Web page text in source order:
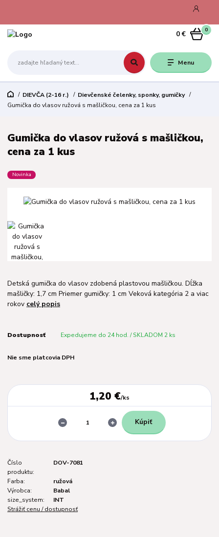
Menu
0
0 €
DIEVČA (2-16 r.)
Dievčenské čelenky, sponky, gumičky
Gumička do vlasov ružová s mašličkou, cena za 1 kus
Gumička do vlasov ružová s mašličkou,
cena za 1 kus
Novinka
Detská gumička do vlasov zdobená plastovou mašličkou. Dĺžka
mašličky: 1,7 cm Priemer gumičky: 1 cm Veková kategória 2 a viac
rokov celý popis
Dostupnosť Expedujeme do 24 hod. / SKLADOM 2 ks
Nie sme platcovia DPH
1,20 €/ks
Kúpiť
Číslo
produktu:
DOV-7081
Farba:
ružová
Výrobca:
Babal
size_system:
INT
Strážiť cenu / dostupnosť